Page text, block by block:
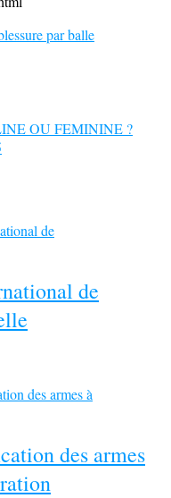
par balle
OU FEMININE ?
de
des armes